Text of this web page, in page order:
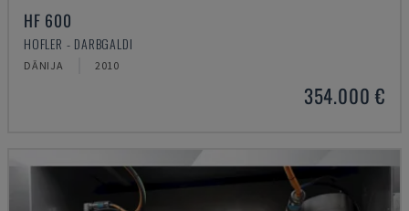
HF 600
HOFLER - DARBGALDI
DĀNIJA 2010
354.000 €